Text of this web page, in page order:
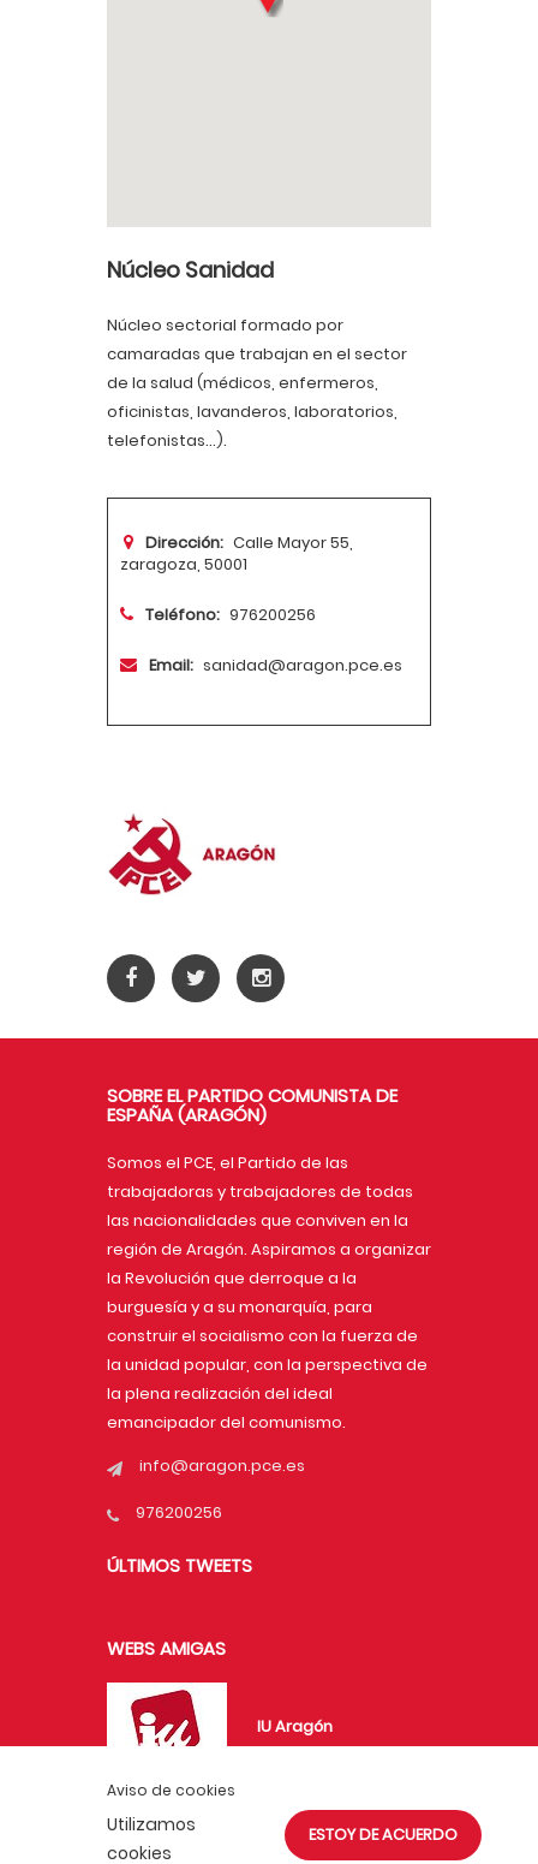
Aviso de cookies
ESTOY DE ACUERDO
Utilizamos
cookies
Núcleo Sanidad
Núcleo sectorial formado por
camaradas que trabajan en el sector
de la salud (médicos, enfermeros,
oficinistas, lavanderos, laboratorios,
telefonistas...).
Dirección: Calle Mayor 55,
zaragoza, 50001
Teléfono: 976200256
Email: sanidad@aragon.pce.es
SOBRE EL PARTIDO COMUNISTA DE
ESPAÑA (ARAGÓN)
Somos el PCE, el Partido de las
trabajadoras y trabajadores de todas
las nacionalidades que conviven en la
región de Aragón. Aspiramos a organizar
la Revolución que derroque a la
burguesía y a su monarquía, para
construir el socialismo con la fuerza de
la unidad popular, con la perspectiva de
la plena realización del ideal
emancipador del comunismo.
info@aragon.pce.es
976200256
ÚLTIMOS TWEETS
WEBS AMIGAS
IU Aragón
UJCE en Aragón